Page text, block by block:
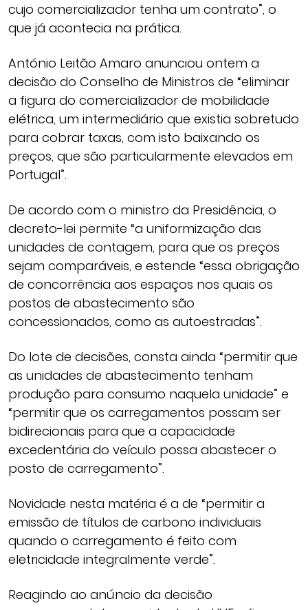
cujo comercializador tenha um contrato”, o
que já acontecia na prática.
António Leitão Amaro anunciou ontem a
decisão do Conselho de Ministros de “eliminar
a figura do comercializador de mobilidade
elétrica, um intermediário que existia sobretudo
para cobrar taxas, com isto baixando os
preços, que são particularmente elevados em
Portugal”.
De acordo com o ministro da Presidência, o
decreto-lei permite “a uniformização das
unidades de contagem, para que os preços
sejam comparáveis, e estende “essa obrigação
de concorrência aos espaços nos quais os
postos de abastecimento são
concessionados, como as autoestradas”.
Do lote de decisões, consta ainda “permitir que
as unidades de abastecimento tenham
produção para consumo naquela unidade” e
“permitir que os carregamentos possam ser
bidirecionais para que a capacidade
excedentária do veículo possa abastecer o
posto de carregamento”.
Novidade nesta matéria é a de “permitir a
emissão de títulos de carbono individuais
quando o carregamento é feito com
eletricidade integralmente verde”.
Reagindo ao anúncio da decisão